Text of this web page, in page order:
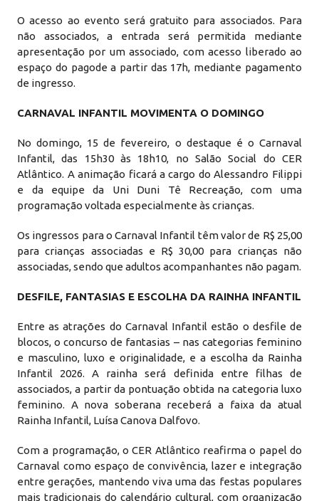
O acesso ao evento será gratuito para associados. Para
não associados, a entrada será permitida mediante
apresentação por um associado, com acesso liberado ao
espaço do pagode a partir das 17h, mediante pagamento
de ingresso.
CARNAVAL INFANTIL MOVIMENTA O DOMINGO
No domingo, 15 de fevereiro, o destaque é o Carnaval
Infantil, das 15h30 às 18h10, no Salão Social do CER
Atlântico. A animação ficará a cargo do Alessandro Filippi
e da equipe da Uni Duni Tê Recreação, com uma
programação voltada especialmente às crianças.
Os ingressos para o Carnaval Infantil têm valor de R$ 25,00
para crianças associadas e R$ 30,00 para crianças não
associadas, sendo que adultos acompanhantes não pagam.
DESFILE, FANTASIAS E ESCOLHA DA RAINHA INFANTIL
Entre as atrações do Carnaval Infantil estão o desfile de
blocos, o concurso de fantasias – nas categorias feminino
e masculino, luxo e originalidade, e a escolha da Rainha
Infantil 2026. A rainha será definida entre filhas de
associados, a partir da pontuação obtida na categoria luxo
feminino. A nova soberana receberá a faixa da atual
Rainha Infantil, Luísa Canova Dalfovo.
Com a programação, o CER Atlântico reafirma o papel do
Carnaval como espaço de convivência, lazer e integração
entre gerações, mantendo viva uma das festas populares
mais tradicionais do calendário cultural, com organização